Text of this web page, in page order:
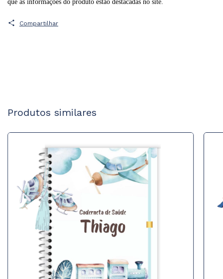
que as informações do produto estão destacadas no site.
Compartilhar
Produtos similares